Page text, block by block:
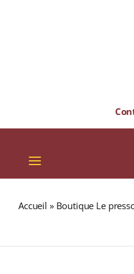
Toggle
Navigation
SPIRITUEUX
Accueil » Boutique Le